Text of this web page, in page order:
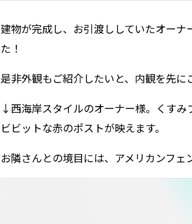
建物が完成し、お引渡ししていたオー
た！
是非外観もご紹介したいと、内観を先に
↓西海岸スタイルのオーナー様。くすみ
ビビットな赤のポストが映えます。
お隣さんとの境目には、アメリカンフェ